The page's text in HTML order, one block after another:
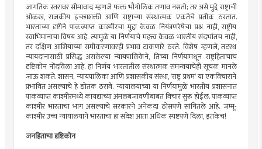
जागतिक स्तरावर सीमावाद म्हणजे फक्त भौगोलिक तणाव नसतो; तर असे मुद्दे राष्ट्राची
ओळख, राजकीय इच्छाशक्ती आणि राष्ट्राच्या संस्थात्मक एकतेचे प्रतीक ठरतात.
भारताच्या दृष्टीने पाकव्याप्त काश्मीरचा मुद्दा केवळ नियंत्रणरेषेचा प्रश्न नाही, राष्ट्रीय
स्वाभिमानाचा विषय आहे. त्यामुळे या निर्णयाचे महत्त्व केवळ भारतीय संदर्भातच नाही,
तर दक्षिण आशियाच्या समीकरणावरही प्रभाव टाकणारे ठरते. विशेष म्हणजे, तटस्थ
न्यायदानासाठी प्रसिद्ध असलेल्या न्यायपालिकेने, तिच्या निर्णयामधून राष्ट्रहिताचाच
दृष्टिकोन नोंदविला आहे. हा निर्णय भारतातील संस्थात्मक समन्वयाचेही सूचक मानले
जाऊ शकते. शासन, न्यायपालिका आणि प्रशासकीय संस्था, ‌‘राष्ट्र प्रथम‌’ या एकविचाराने
प्रभावित असल्याचे हे द्योतक ठरावे. न्यायालयाच्या या निर्णयामुळे भारतीय प्रशासनात
पाकव्याप्त काश्मीरमध्ये कायद्याच्या अंमलबजावणीबाबत विचार सुरू होईल. पाकव्याप्त
काश्मीर भारताचा भाग असल्याचे सरकारने अनेकदा ठोसपणे सांगितले आहे. जम्मू-
काश्मीर उच्च न्यायालयाने भारताचा हा संदेश आता अधिक स्पष्टपणे दिला, इतकेच!
जनहिताचा दृष्टिकोन